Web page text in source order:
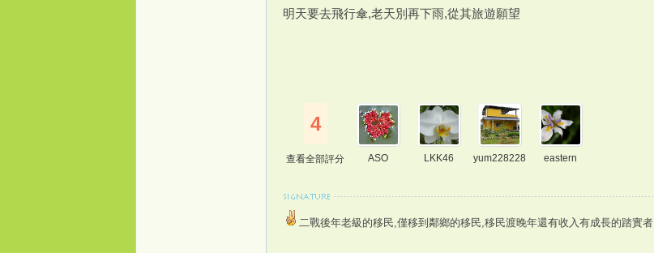
明天要去飛行傘,老天別再下雨,從其旅遊願望
4
查看全部評分 ASO LKK46 yum228228 eastern
二戰後年老級的移民,僅移到鄰鄉的移民,移民渡晚年還有收入有成長的踏實者